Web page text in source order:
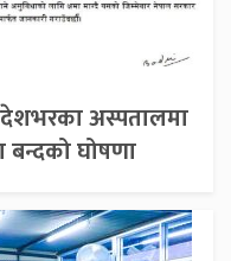
अस्पतालमा
घोषणा